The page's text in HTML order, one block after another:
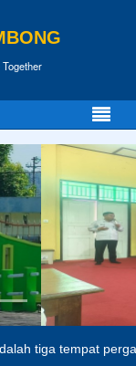
pergaulan yang